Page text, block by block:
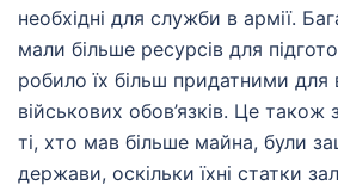
необхідні для служби в армії.
мали більше ресурсів для
робило їх більш придатними для
військових обов’язків. Це
ті, хто мав більше майна, були
держави, оскільки їхні статки